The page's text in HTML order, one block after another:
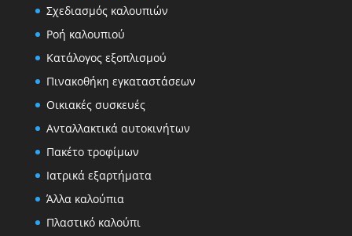
Σχεδιασμός καλουπιών
Ροή καλουπιού
Κατάλογος εξοπλισμού
Πινακοθήκη εγκαταστάσεων
Οικιακές συσκευές
Ανταλλακτικά αυτοκινήτων
Πακέτο τροφίμων
Ιατρικά εξαρτήματα
Άλλα καλούπια
Πλαστικό καλούπι